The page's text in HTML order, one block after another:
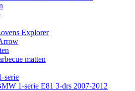
Explorer
matten
serie
1-serie E81 3-drs 2007-2012